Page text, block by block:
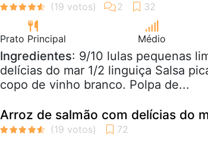
Prato Principal Médio
Ingredientes: 9/10 lulas pequenas
delícias do mar 1/2 linguiça Salsa
copo de vinho branco. Polpa de...
Arroz de salmão com delícias do